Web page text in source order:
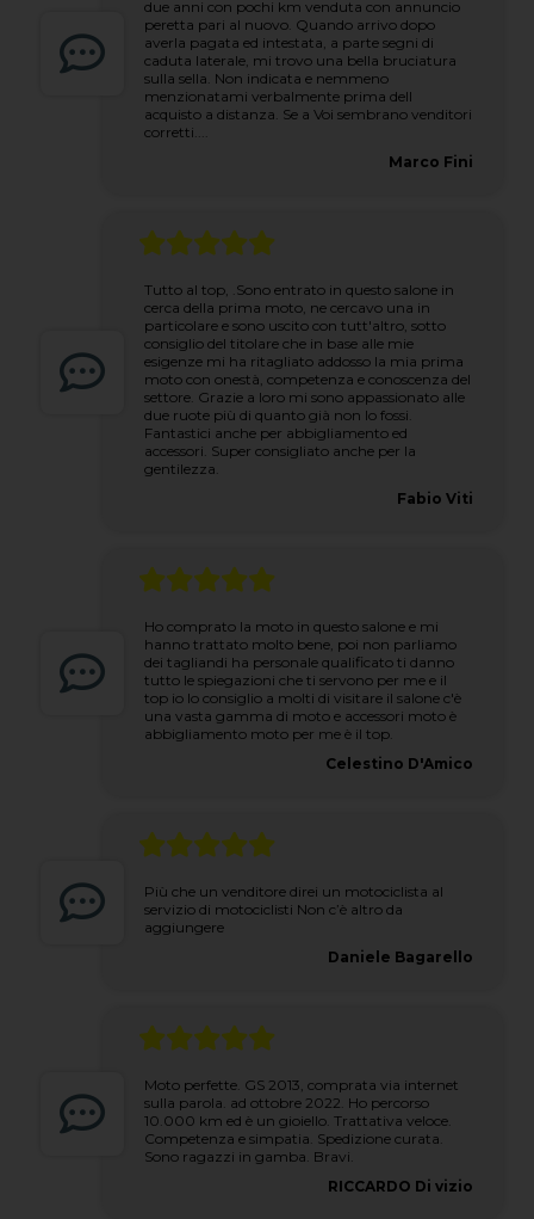
due anni con pochi km venduta con annuncio
peretta pari al nuovo. Quando arrivo dopo
averla pagata ed intestata, a parte segni di
caduta laterale, mi trovo una bella bruciatura
sulla sella. Non indicata e nemmeno
menzionatami verbalmente prima dell
acquisto a distanza. Se a Voi sembrano venditori
corretti....
Marco Fini
Tutto al top, .Sono entrato in questo salone in
cerca della prima moto, ne cercavo una in
particolare e sono uscito con tutt'altro, sotto
consiglio del titolare che in base alle mie
esigenze mi ha ritagliato addosso la mia prima
moto con onestà, competenza e conoscenza del
settore. Grazie a loro mi sono appassionato alle
due ruote più di quanto già non lo fossi.
Fantastici anche per abbigliamento ed
accessori. Super consigliato anche per la
gentilezza.
Fabio Viti
Ho comprato la moto in questo salone e mi
hanno trattato molto bene, poi non parliamo
dei tagliandi ha personale qualificato ti danno
tutto le spiegazioni che ti servono per me e il
top io lo consiglio a molti di visitare il salone c'è
una vasta gamma di moto e accessori moto è
abbigliamento moto per me è il top.
Celestino D'Amico
Più che un venditore direi un motociclista al
servizio di motociclisti Non c’è altro da
aggiungere
Daniele Bagarello
Moto perfette. GS 2013, comprata via internet
sulla parola. ad ottobre 2022. Ho percorso
10.000 km ed è un gioiello. Trattativa veloce.
Competenza e simpatia. Spedizione curata.
Sono ragazzi in gamba. Bravi.
RICCARDO Di vizio